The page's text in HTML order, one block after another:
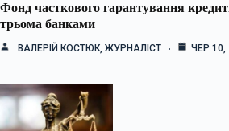
Фонд часткового гарантування
трьома банками
ВАЛЕРІЙ КОСТЮК, ЖУРНАЛІСТ ЧЕР 10,